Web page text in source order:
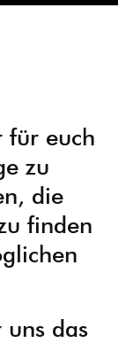
für euch
zu
die
finden
uns das